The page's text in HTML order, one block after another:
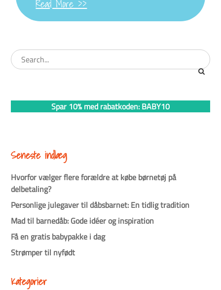
Read More >>
Spar 10% med rabatkoden: BABY10
Seneste indlæg
Hvorfor vælger flere forældre at købe børnetøj på
delbetaling?
Personlige julegaver til dåbsbarnet: En tidlig tradition
Mad til barnedåb: Gode idéer og inspiration
Få en gratis babypakke i dag
Strømper til nyfødt
Kategorier